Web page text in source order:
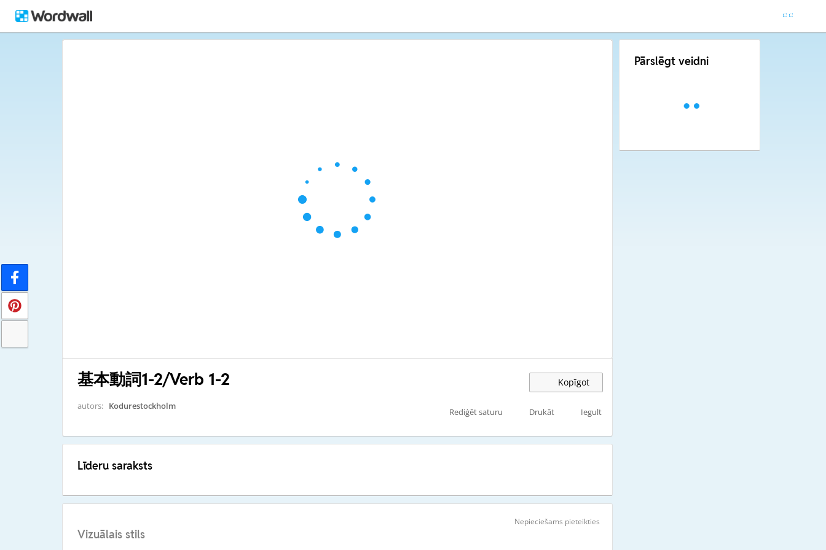
基本動詞1-2/Verb 1-2 Kopīgot
autors: Kodurestockholm
Rediģēt saturu Drukāt Iegult
Līderu saraksts
Nepieciešams pieteikties
Vizuālais stils
Pārslēgt veidni